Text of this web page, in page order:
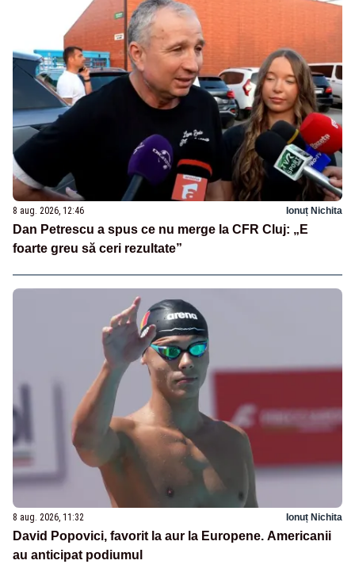
8 aug. 2026, 12:46 Ionuț Nichita
Dan Petrescu a spus ce nu merge la CFR Cluj: „E
foarte greu să ceri rezultate”
8 aug. 2026, 11:32 Ionuț Nichita
David Popovici, favorit la aur la Europene. Americanii
au anticipat podiumul